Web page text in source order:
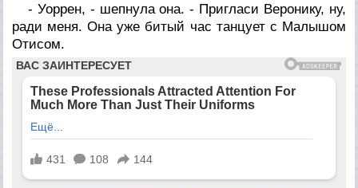
- Уоррен, - шепнула она. - Пригласи Веронику, ну,
ради меня. Она уже битый час танцует с Малышом
Отисом.